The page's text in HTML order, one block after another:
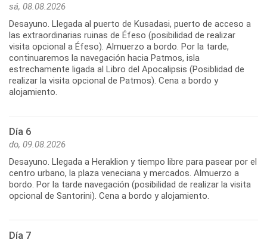
sá, 08.08.2026
Desayuno. Llegada al puerto de Kusadasi, puerto de acceso a
las extraordinarias ruinas de Éfeso (posibilidad de realizar
visita opcional a Éfeso). Almuerzo a bordo. Por la tarde,
continuaremos la navegación hacia Patmos, isla
estrechamente ligada al Libro del Apocalipsis (Posiblidad de
realizar la visita opcional de Patmos). Cena a bordo y
alojamiento.
Día 6
do, 09.08.2026
Desayuno. Llegada a Heraklion y tiempo libre para pasear por el
centro urbano, la plaza veneciana y mercados. Almuerzo a
bordo. Por la tarde navegación (posibilidad de realizar la visita
opcional de Santorini). Cena a bordo y alojamiento.
Día 7